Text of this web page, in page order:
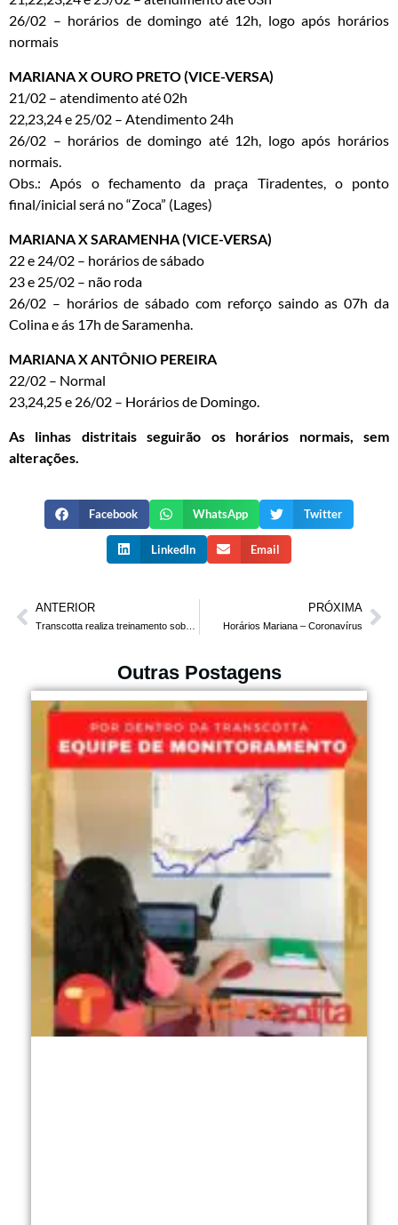
26/02 – horários de domingo até 12h, logo após horários
normais
MARIANA X OURO PRETO (VICE-VERSA)
21/02 – atendimento até 02h
22,23,24 e 25/02 – Atendimento 24h
26/02 – horários de domingo até 12h, logo após horários
normais.
Obs.: Após o fechamento da praça Tiradentes, o ponto
final/inicial será no “Zoca” (Lages)
MARIANA X SARAMENHA (VICE-VERSA)
22 e 24/02 – horários de sábado
23 e 25/02 – não roda
26/02 – horários de sábado com reforço saindo as 07h da
Colina e ás 17h de Saramenha.
MARIANA X ANTÔNIO PEREIRA
22/02 – Normal
23,24,25 e 26/02 – Horários de Domingo.
As linhas distritais seguirão os horários normais, sem
alterações.
Facebook WhatsApp Twitter
LinkedIn Email
ANTERIOR PRÓXIMA
Horários Mariana – Coronavírus
Outras Postagens